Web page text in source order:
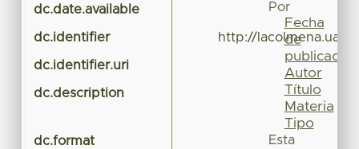
dc.date.available
dc.identifier http://
dc.identifier.uri
dc.description
dc.format
Por
Fecha
de
publicación
Autor
Título
Materia
Tipo
Esta